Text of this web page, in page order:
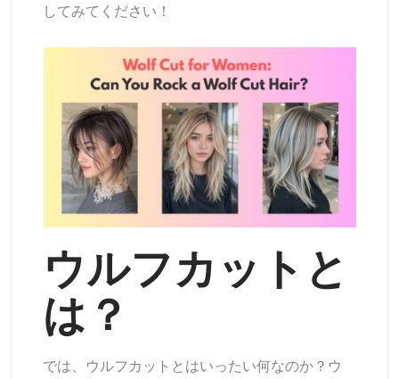
ポートレートツール
ヘアスタイルチェンジャー
衣類チェンジャー
AIベイビー
AIフィルター
ヘッドショットジェネレータープロ
AIヘッドショットジェネレーター
パスポート写真メーカー
してみてください！
ウルフカットと
は？
では、ウルフカットとはいったい何なのか？ウ